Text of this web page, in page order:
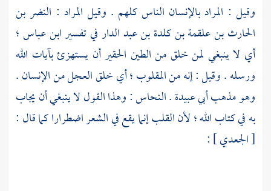
وقيل : المراد بالإنسان الناس كلهم . وقيل المراد : النضر بن
الحارث بن علقمة بن كلدة بن عبد الدارفي تفسيرابن عباس ؛
أي لا ينبغي لمن خلق من الطين الحقير أن يستهزئ بآيات الله
ورسله . وقيل : إنه من المقلوب ؛ أي خلق العجل من الإنسان .
وهو مذهبأبي عبيدة . النحاس: وهذا القول لا ينبغي أن يجاب
به في كتاب الله ؛ لأن القلب إنما يقع في الشعر اضطرارا كما قال :
[الجعدي] :